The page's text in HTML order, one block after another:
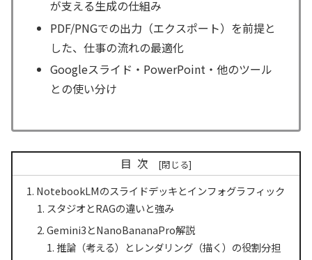
が支える生成の仕組み
PDF/PNGでの出力（エクスポート）を前提と
した、仕事の流れの最適化
Googleスライド・PowerPoint・他のツール
との使い分け
目次
NotebookLMのスライドデッキとインフォグラフィック
スタジオとRAGの違いと強み
Gemini3とNanoBananaPro解説
推論（考える）とレンダリング（描く）の役割分担